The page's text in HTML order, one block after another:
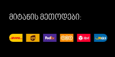
მიტანის მეთოდები: